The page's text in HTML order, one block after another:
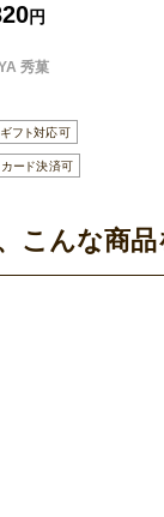
円
秀菓
こんな商